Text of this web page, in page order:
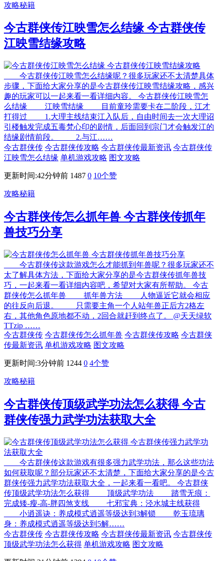
攻略秘籍
今古群侠传江映雪怎么结缘 今古群侠传
江映雪结缘攻略
今古群侠传江映雪怎么结缘呢？很多玩家还不太清楚具体
步骤，下面给大家分享的是今古群侠传江映雪结缘攻略，感兴
趣的玩家可以一起来看一看详细内容。 今古群侠传江映雪怎
么结缘 江映雪结缘 目前童玲需要卡在二阶段，江才
打得过 1.大理主线结束江入队后，自由时间去一次大理诏
引楼触发完成五毒梵心印的剧情，后面回到宗门才会触发江的
结缘剧情前段。 2.与江……
今古群侠传 今古群侠传攻略 今古群侠传最新资讯 今古群侠传
江映雪怎么结缘 单机游戏攻略 图文攻略
更新时间:42分钟前 1487 0 10个赞
攻略秘籍
今古群侠传怎么抓年兽 今古群侠传抓年
兽技巧分享
今古群侠传这款游戏怎么才能抓到年兽呢？很多玩家还不
太了解具体方法，下面给大家分享的是今古群侠传抓年兽技
巧，一起来看一看详细内容吧，希望对大家有所帮助。 今古
群侠传怎么抓年兽 抓年兽方法 人物逼近它就会相应
的往反向后退。 只需要主角一个人站年兽正后方2格左
右，其他角色原地都不动，2回合就赶到终点了。 @天天绿软
TTzip ……
今古群侠传 今古群侠传怎么抓年兽 今古群侠传攻略 今古群侠
传最新资讯 单机游戏攻略 图文攻略
更新时间:3分钟前 1244 0 4个赞
攻略秘籍
今古群侠传顶级武学功法怎么获得 今古
群侠传强力武学功法获取大全
今古群侠传这款游戏有很多强力武学功法，那么这些功法
如何获取呢？部分玩家还不太清楚，下面给大家分享的是今古
群侠传强力武学功法获取大全，一起来看一看吧。 今古群侠
传顶级武学功法怎么获得 顶级武学功法 踏雪无痕：
完成矮-瘦-高-胖四煞支线 七邪宝典：泾水城主线获得
小逍遥诀：养成模式逍遥等级达到3解锁 乾玉琉璃
身：养成模式逍遥等级达到5解……
今古群侠传 今古群侠传攻略 今古群侠传最新资讯 今古群侠传
顶级武学功法怎么获得 单机游戏攻略 图文攻略